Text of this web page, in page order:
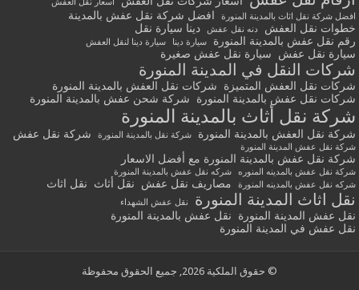
افضل شركة نقل اثاث بالمدينة المنورة
افضل شركة نقل عفش بالمدينة
خطوات نقل العفش
دنه نقل عفش
دينا سيارة نقل
رقم نقل عفش بالمدينة المنورة
سيارة دينا سيارة دينا لنقل العفش
سيارة نقل عفش سيارة نقل عفش صغيرة
شركات النقل في المدينة المنورة
شركات نقل العفش المتميزة
شركات نقل العفش بالمدينة المنورة
شركات نقل عفش بالمدينة المنورة
شركة شحن عفش بالمدينة المنورة
شركة نقل أثاث بالمدينة المنورة
شركة نقل العفش بالمدينة المنورة شركة نقل بالمدينة المنورة شركة نقل عفش
شركة نقل عفش المدينة المنورة
شركة نقل عفش بالمدينة المنورة مع أفضل الاسعار
شركة نقل عفش بالمدينه المنوره
شركه نقل عفش بالمدينة المنورة
شركه نقل عفش بالمدينه المنورة
مصاريف نقل عفش نقل أثاث نقل اثاث
نقل اثاث المدينة المنورة نقل عفش الشهداء
نقل عفش المدينة المنورة
نقل عفش بالمدينة المنورة
نقل عفش في المدينة المنورة
© حقوق الملكية 2026, جميع الحقوق محفوظة